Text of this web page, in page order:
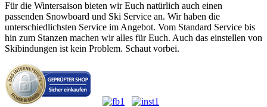
Für die Wintersaison bieten wir Euch natürlich auch einen
passenden Snowboard und Ski Service an. Wir haben die
unterschiedlichsten Service im Angebot. Vom Standard Service bis
hin zum Stanzen machen wir alles für Euch. Auch das einstellen von
Skibindungen ist kein Problem. Schaut vorbei.